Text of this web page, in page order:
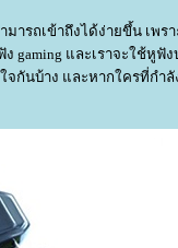
ารถเข้าถึงได้ง่ายขึ้น เพ
gaming และเราจะใช้หู
นบ้าง และหากใครที่กำ